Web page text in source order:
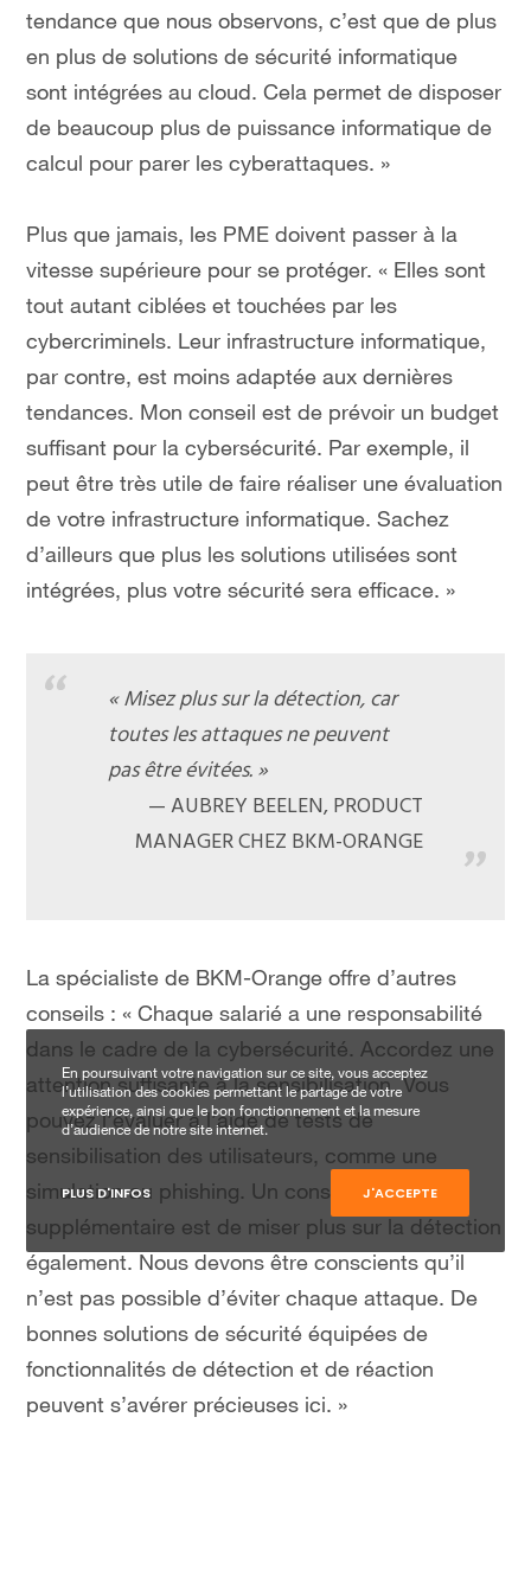
tendance que nous observons, c’est que de plus
en plus de solutions de sécurité informatique
sont intégrées au cloud. Cela permet de disposer
de beaucoup plus de puissance informatique de
calcul pour parer les cyberattaques. »
Plus que jamais, les PME doivent passer à la
vitesse supérieure pour se protéger. « Elles sont
tout autant ciblées et touchées par les
cybercriminels. Leur infrastructure informatique,
par contre, est moins adaptée aux dernières
tendances. Mon conseil est de prévoir un budget
suffisant pour la cybersécurité. Par exemple, il
peut être très utile de faire réaliser une évaluation
de votre infrastructure informatique. Sachez
d’ailleurs que plus les solutions utilisées sont
intégrées, plus votre sécurité sera efficace. »
« Misez plus sur la détection, car
toutes les attaques ne peuvent
pas être évitées. »
AUBREY BEELEN, PRODUCT
MANAGER CHEZ BKM-ORANGE
La spécialiste de BKM-Orange offre d’autres
conseils : « Chaque salarié a une responsabilité
dans le cadre de la cybersécurité. Accordez une
attention suffisante à la sensibilisation. Vous
pouvez l’évaluer à l’aide de tests de
sensibilisation des utilisateurs, comme une
simulation au phishing. Un conseil
supplémentaire est de miser plus sur la détection
également. Nous devons être conscients qu’il
n’est pas possible d’éviter chaque attaque. De
bonnes solutions de sécurité équipées de
fonctionnalités de détection et de réaction
peuvent s’avérer précieuses ici. »
En poursuivant votre navigation sur ce site, vous acceptez
l’utilisation des cookies permettant le partage de votre
expérience, ainsi que le bon fonctionnement et la mesure
d’audience de notre site internet.
PLUS D'INFOS J'ACCEPTE